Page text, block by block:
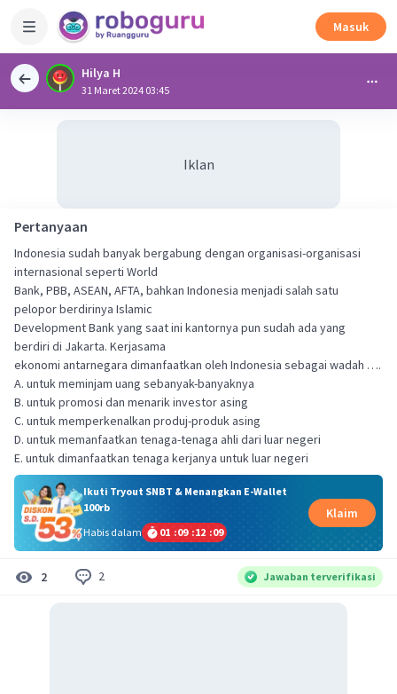
Masuk
Hilya H
31 Maret 2024 03:45
Iklan
Pertanyaan
Indonesia sudah banyak bergabung dengan organisasi-organisasi
internasional seperti World
Bank, PBB, ASEAN, AFTA, bahkan Indonesia menjadi salah satu
pelopor berdirinya Islamic
Development Bank yang saat ini kantornya pun sudah ada yang
berdiri di Jakarta. Kerjasama
ekonomi antarnegara dimanfaatkan oleh Indonesia sebagai wadah ….
A. untuk meminjam uang sebanyak-banyaknya
B. untuk promosi dan menarik investor asing
C. untuk memperkenalkan produj-produk asing
D. untuk memanfaatkan tenaga-tenaga ahli dari luar negeri
E. untuk dimanfaatkan tenaga kerjanya untuk luar negeri
Ikuti Tryout SNBT & Menangkan E-Wallet
100rb
Habis dalam
01 :09 :12 :08
Klaim
2 2 Jawaban terverifikasi